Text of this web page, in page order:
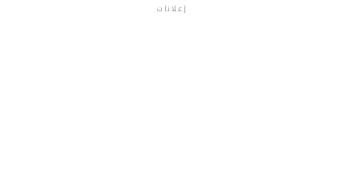
إعلانات